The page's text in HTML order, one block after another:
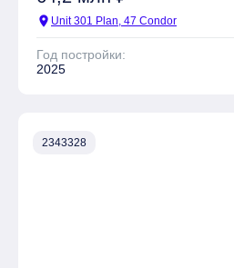
location_on Unit 301 Plan, 47 Condor
Год постройки:
2025
2343328